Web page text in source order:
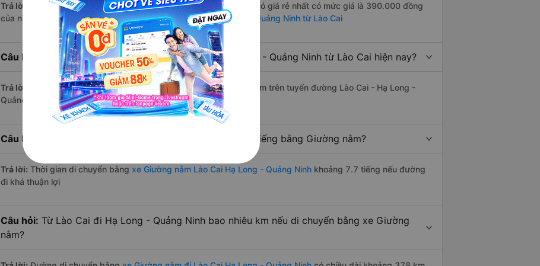
Trả lời:
Hãng xe Giường nằm đi Hạ Long - Quảng Ninh từ Lào Cai có giá rẻ nhất có mức giá là 390.000 đồng
của nhà xe Phúc Xuyên. Xem danh sách đầy đủ:Xe đi Hạ Long - Quảng Ninh từ Lào Cai
Câu hỏi: Có bao nhiêu nhà xe có Giường nằm đi Hạ Long - Quảng Ninh từ Lào Cai hiện nay?
Trả lời:
Tính tới thời điểm hiện nay thì có 5 nhà xe có xe Giường nằm trên tuyến đường Lào Cai - Hạ Long -
Quảng Ninh hiện nay
Câu hỏi: Từ Lào Cai đi Hạ Long - Quảng Ninh bao nhiêu tiếng bằng Giường nằm?
Trả lời: Thời gian di chuyển bằng xe Giường nằm Lào Cai Hạ Long - Quảng Ninh khoảng 7.7 tiếng nếu đường
đi khá thuận lợi
Câu hỏi: Từ Lào Cai đi Hạ Long - Quảng Ninh bao nhiêu km nếu di chuyển bằng xe Giường
nằm?